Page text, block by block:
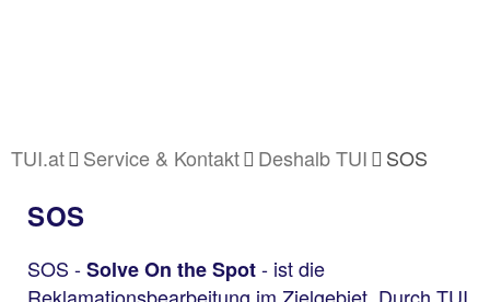
TUI.at Service & Kontakt Deshalb TUI SOS
SOS
SOS -Solve On the Spot- ist die